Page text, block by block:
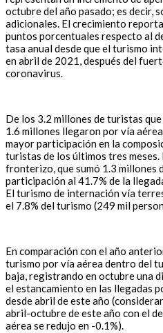
octubre del año pasado; es decir,
adicionales. El crecimiento
puntos porcentuales respecto al
tasa anual desde que el turismo
en abril de 2021, después del
coronavirus.
De los 3.2 millones de turistas
1.6 millones llegaron por vía
mayor participación en la
turistas de los últimos tres
fronterizo, que sumó 1.3 millones
participación al 41.7% de la
El turismo de internación vía
el 7.8% del turismo (249 mil
En comparación con el año
turismo por vía aérea dentro del
baja, registrando en octubre una
el estancamiento en las llegadas
desde abril de este año
abril-octubre de este año con el
aérea se redujo en -0.1%).